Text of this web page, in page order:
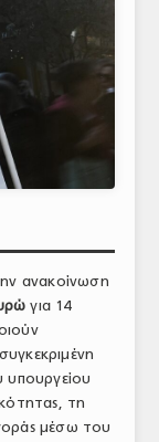
ανακοίνωση
για 14
υπουργείου
τη
μέσω του